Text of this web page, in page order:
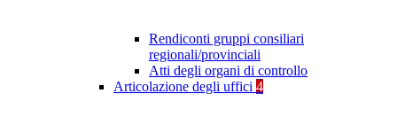
Rendiconti gruppi consiliari
regionali/provinciali
Atti degli organi di controllo
Articolazione degli uffici 4